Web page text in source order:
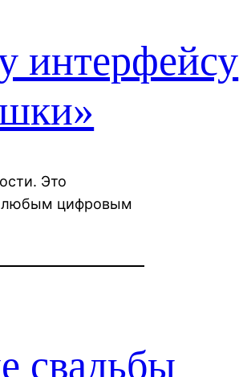
интерфейсу
Это
любым цифровым
свадьбы